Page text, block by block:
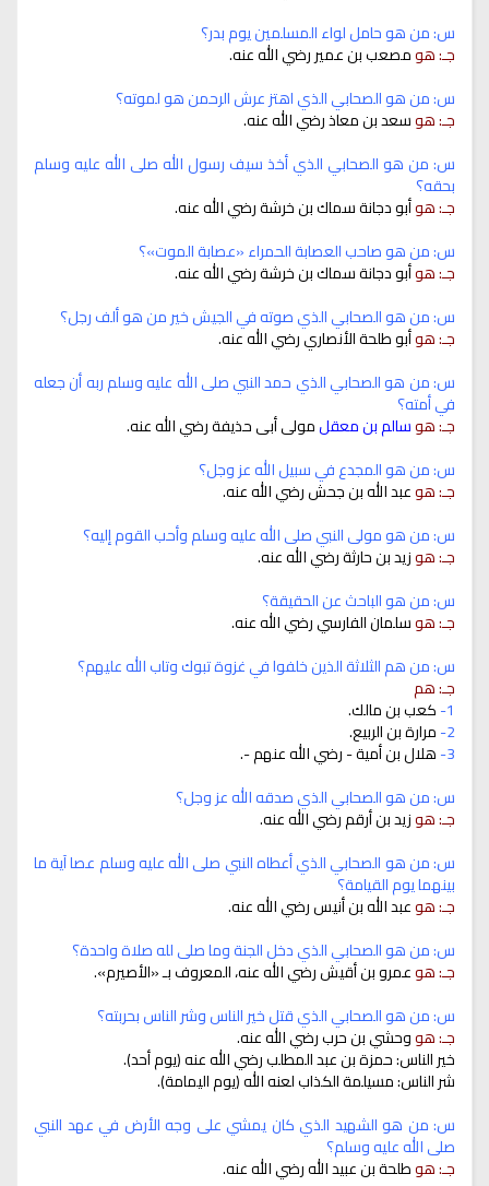
س: من هو حامل لواء المسلمين يوم بدر؟
جـ: هومصعب بن عمير رضي الله عنه.
س: من هو الصحابي الذي اهتز عرش الرحمن هو لموته؟
جـ: هوسعد بن معاذ رضي الله عنه.
س: من هو الصحابي الذي أخذ سيف رسول الله صلى الله عليه وسلم
بحقه؟
جـ: هوأبو دجانة سماك بن خرشة رضي الله عنه.
س: من هو صاحب العصابة الحمراء «عصابة الموت»؟
جـ: هوأبو دجانة سماك بن خرشة رضي الله عنه.
س: من هو الصحابي الذي صوته في الجيش خير من هو ألف رجل؟
جـ: هوأبو طلحة الأنصاري رضي الله عنه.
س: من هو الصحابي الذي حمد النبي صلى الله عليه وسلم ربه أن جعله
في أمته؟
جـ: هوسالم بن معقلمولى أبى حذيفة رضي الله عنه.
س: من هو المجدع في سبيل الله عز وجل؟
جـ: هوعبد الله بن جحش رضي الله عنه.
س: من هو مولى النبي صلى الله عليه وسلم وأحب القوم إليه؟
جـ: هوزيد بن حارثة رضي الله عنه.
س: من هو الباحث عن الحقيقة؟
جـ: هوسلمان الفارسي رضي الله عنه.
س: من هم الثلاثة الذين خلفوا في غزوة تبوك وتاب الله عليهم؟
جـ: هم
1- كعب بن مالك.
2- مرارة بن الربيع.
3- هلال بن أمية - رضي الله عنهم -.
س: من هو الصحابي الذي صدقه الله عز وجل؟
جـ: هوزيد بن أرقم رضي الله عنه.
س: من هو الصحابي الذي أعطاه النبي صلى الله عليه وسلم عصا آية ما
بينهما يوم القيامة؟
جـ: هوعبد الله بن أنيس رضي الله عنه.
س: من هو الصحابي الذي دخل الجنة وما صلى لله صلاة واحدة؟
جـ: هوعمرو بن أقيش رضي الله عنه، المعروف بـ «الأصيرم».
س: من هو الصحابي الذي قتل خير الناس وشر الناس بحربته؟
جـ: هووحشي بن حرب رضي الله عنه.
خير الناس: حمزة بن عبد المطلب رضي الله عنه (يوم أحد).
شر الناس: مسيلمة الكذاب لعنه الله (يوم اليمامة).
س: من هو الشهيد الذي كان يمشي على وجه الأرض في عهد النبي
صلى الله عليه وسلم؟
جـ: هوطلحة بن عبيد الله رضي الله عنه.